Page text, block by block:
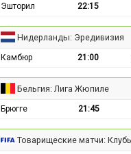
Эшторил 22:15
Нидерланды: Эредивизия
Камбюр 21:00
Бельгия: Лига Жюпиле
Брюгге 21:45
Товарищеские матчи: